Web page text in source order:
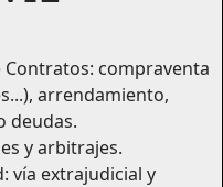
Contratos: compraventa
arrendamiento,
deudas.
y arbitrajes.
vía extrajudicial y